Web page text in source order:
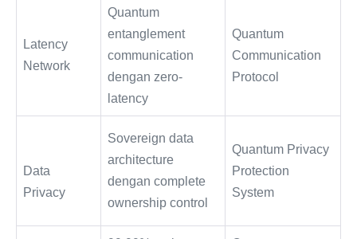
Latency
Network
Quantum
entanglement
communication
dengan zero-
latency
Quantum
Communication
Protocol
Data
Privacy
Sovereign data
architecture
dengan complete
ownership control
Quantum Privacy
Protection
System